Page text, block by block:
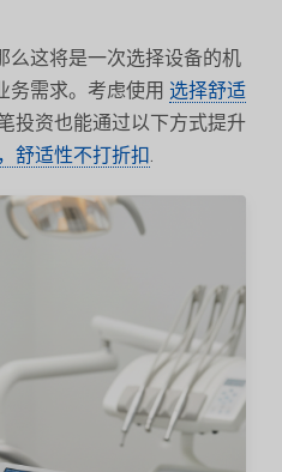
么这将是一次选择设备的机
务需求。考虑使用 选择舒适
投资也能通过以下方式提升
舒适性不打折扣.